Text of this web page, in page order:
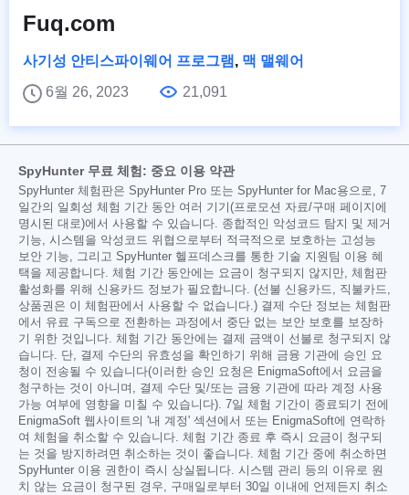
Fuq.com
사기성 안티스파이웨어 프로그램 , 맥 맬웨어
6월 26, 2023
21,091
SpyHunter 무료 체험: 중요 이용 약관
SpyHunter 체험판은 SpyHunter Pro 또는 SpyHunter for Mac용으로, 7
일간의 일회성 체험 기간 동안 여러 기기(프로모션 자료/구매 페이지에
명시된 대로)에서 사용할 수 있습니다. 종합적인 악성코드 탐지 및 제거
기능, 시스템을 악성코드 위협으로부터 적극적으로 보호하는 고성능
보안 기능, 그리고 SpyHunter 헬프데스크를 통한 기술 지원팀 이용 혜
택을 제공합니다. 체험 기간 동안에는 요금이 청구되지 않지만, 체험판
활성화를 위해 신용카드 정보가 필요합니다. (선불 신용카드, 직불카드,
상품권은 이 체험판에서 사용할 수 없습니다.) 결제 수단 정보는 체험판
에서 유료 구독으로 전환하는 과정에서 중단 없는 보안 보호를 보장하
기 위한 것입니다. 체험 기간 동안에는 결제 금액이 선불로 청구되지 않
습니다. 단, 결제 수단의 유효성을 확인하기 위해 금융 기관에 승인 요
청이 전송될 수 있습니다(이러한 승인 요청은 EnigmaSoft에서 요금을
청구하는 것이 아니며, 결제 수단 및/또는 금융 기관에 따라 계정 사용
가능 여부에 영향을 미칠 수 있습니다). 7일 체험 기간이 종료되기 전에
EnigmaSoft 웹사이트의 '내 계정' 섹션에서 또는 EnigmaSoft에 연락하
여 체험을 취소할 수 있습니다. 체험 기간 종료 후 즉시 요금이 청구되
는 것을 방지하려면 취소하는 것이 좋습니다. 체험 기간 중에 취소하면
SpyHunter 이용 권한이 즉시 상실됩니다. 시스템 관리 등의 이유로 원
치 않는 요금이 청구된 경우, 구매일로부터 30일 이내에 언제든지 취소